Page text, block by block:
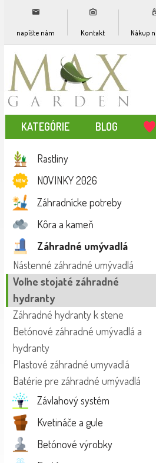
napíšte nám Kontakt Nákup
KATEGÓRIE BLOG
Rastliny
NOVINKY 2026
Záhradnícke potreby
Kôra a kameň
Záhradné umývadlá
Nástenné záhradné umývadlá
Voľne stojaté záhradné
hydranty
Záhradné hydranty k stene
Betónové záhradné umývadlá a
hydranty
Plastové záhradné umyvadlá
Batérie pre záhradné umývadlá
Závlahový systém
Kvetináče a gule
Betónové výrobky